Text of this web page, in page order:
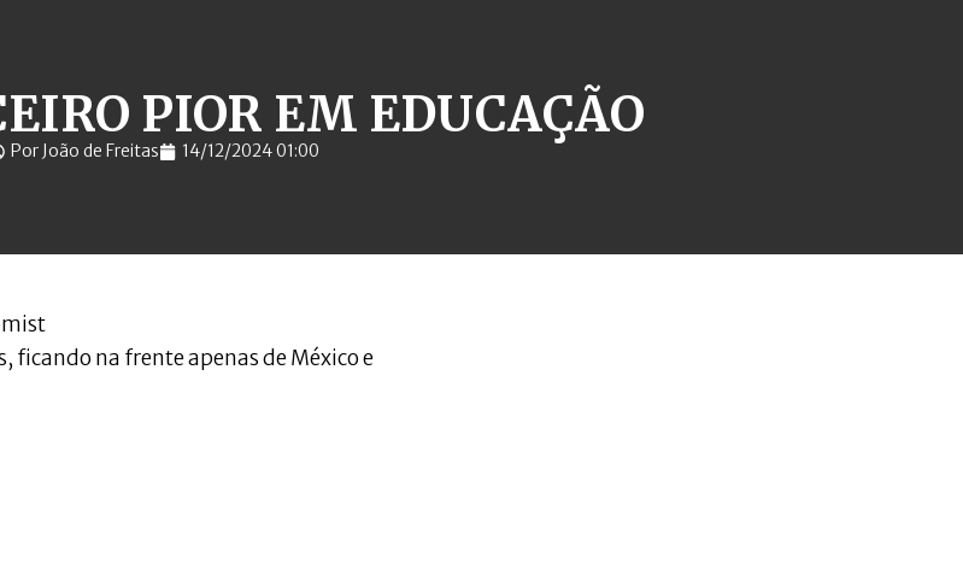
PIOR EM EDUCAÇÃO
Por João de Freitas 14/12/2024 01:00
ficando na frente apenas de México e